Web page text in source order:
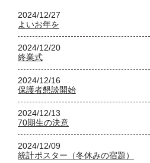
2024/12/27
よいお年を
2024/12/20
終業式
2024/12/16
保護者懇談開始
2024/12/13
70期生の決意
2024/12/09
統計ポスター（冬休みの宿題）